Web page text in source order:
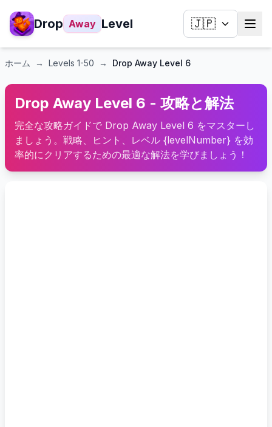
Drop Away Level 🇯🇵
ホーム → Levels 1-50 → Drop Away Level 6
Drop Away Level 6 - 攻略と解法
完全な攻略ガイドで Drop Away Level 6 をマスターし
ましょう。戦略、ヒント、レベル {levelNumber} を効
率的にクリアするための最適な解法を学びましょう！